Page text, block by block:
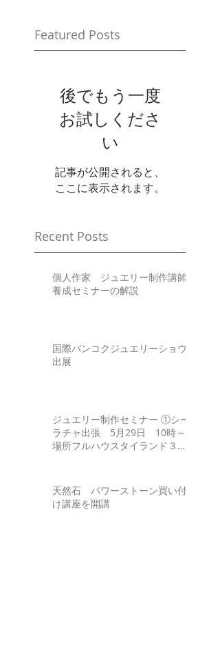
Featured Posts
後でもう一度
お試しくださ
い
記事が公開されると、
ここに表示されます。
Recent Posts
個人作家 ジュエリー制作講師
養成セミナーの解説
国際バンコクジュエリーショウ
出展
ジュエリー制作セミナー ①シー
ラチャ出張 5月29日 10時～
場所フルハウスタイランド３
タクシン 6月
天然石 パワーストーン買い付
け講座を開講